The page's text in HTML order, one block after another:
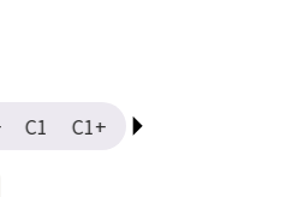
C1 C1+ C2